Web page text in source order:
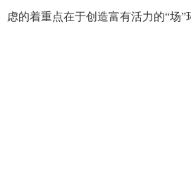
虑的着重点在于创造富有活力的“场